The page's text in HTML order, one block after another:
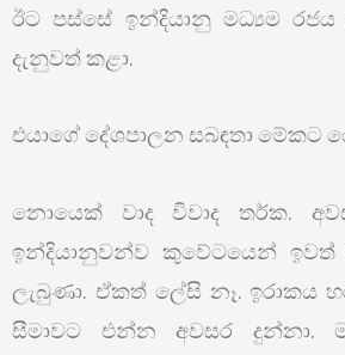
ඊට පස්සේ ඉන්දියානු මධ්‍යම
දැනුවත් කළා.
එයාගේ දේශපාලන සබඳතා මේකට
නොයෙක් වාද විවාද තර්ක.
ඉන්දියානුවන්ව කුවේටයෙන්
ලැබුණා. ඒකත් ලේසි නෑ. ඉරාකය
සීමාවට එන්න අවසර දුන්නා.